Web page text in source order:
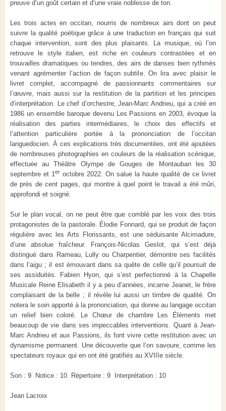
preuve d’un goût certain et d’une vraie noblesse de ton.
Les trois actes en occitan, nourris de nombreux airs dont on peut
suivre la qualité poétique grâce à une traduction en français qui suit
chaque intervention, sont des plus plaisants. La musique, où l’on
retrouve le style italien, est riche en couleurs contrastées et en
trouvailles dramatiques ou tendres, des airs de danses bien rythmés
venant agrémenter l’action de façon subtile. On lira avec plaisir le
livret complet, accompagné de passionnants commentaires sur
l’œuvre, mais aussi sur la restitution de la partition et les principes
d’interprétation. Le chef d’orchestre, Jean-Marc Andrieu, qui a créé en
1986 un ensemble baroque devenu Les Passions en 2003, évoque la
réalisation des parties intermédiaires, le choix des effectifs et
l’attention particulière portée à la prononciation de l’occitan
languedocien. À ces explications très documentées, ont été ajoutées
de nombreuses photographies en couleurs de la réalisation scénique,
effectuée au Théâtre Olympe de Gouges de Montauban les 30
septembre et 1er octobre 2022. On salue la haute qualité de ce livret
de près de cent pages, qui montre à quel point le travail a été mûri,
approfondi et soigné.
Sur le plan vocal, on ne peut être que comblé par les voix des trois
protagonistes de la pastorale. Élodie Fonnard, qui se produit de façon
régulière avec les Arts Florissants, est une séduisante Alcimadure,
d’une absolue fraîcheur. François-Nicolas Geslot, qui s’est déjà
distingué dans Rameau, Lully ou Charpentier, démontre ses facilités
dans l’aigu ; il est émouvant dans sa quête de celle qu’il poursuit de
ses assiduités. Fabien Hyon, qui s’est perfectionné à la Chapelle
Musicale Reine Elisabeth il y a peu d’années, incarne Jeanet, le frère
complaisant de la belle ; il révèle lui aussi un timbre de qualité. On
notera le soin apporté à la prononciation, qui donne au langage occitan
un relief bien coloré. Le Chœur de chambre Les Éléments met
beaucoup de vie dans ses impeccables interventions. Quant à Jean-
Marc Andrieu et aux Passions, ils font vivre cette restitution avec un
dynamisme permanent. Une découverte que l’on savoure, comme les
spectateurs royaux qui en ont été gratifiés au XVIIIe siècle.
Son : 9 Notice : 10 Répertoire : 9 Interprétation : 10
Jean Lacroix